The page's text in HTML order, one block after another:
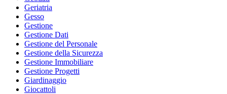
Geriatria
Gesso
Gestione
Gestione Dati
Gestione del Personale
Gestione della Sicurezza
Gestione Immobiliare
Gestione Progetti
Giardinaggio
Giocattoli